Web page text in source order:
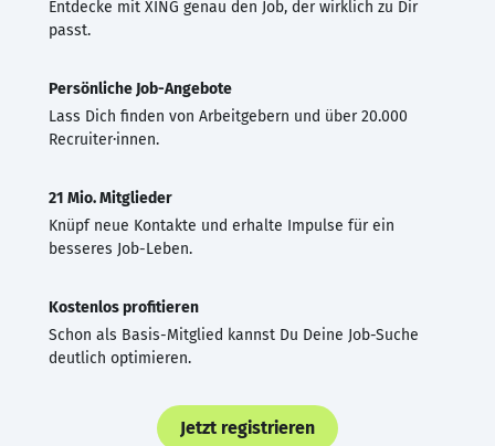
Entdecke mit XING genau den Job, der wirklich zu Dir
passt.
Persönliche Job-Angebote
Lass Dich finden von Arbeitgebern und über 20.000
Recruiter·innen.
21 Mio. Mitglieder
Knüpf neue Kontakte und erhalte Impulse für ein
besseres Job-Leben.
Kostenlos profitieren
Schon als Basis-Mitglied kannst Du Deine Job-Suche
deutlich optimieren.
Jetzt registrieren